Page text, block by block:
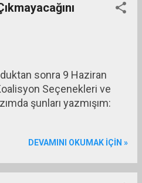
sonra 9 Haziran
Seçenekleri ve
şunları yazmışım:
DEVAMINI OKUMAK IÇIN »